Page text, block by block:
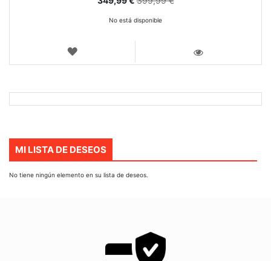
No está disponible
LISTA
MI LISTA DE DESEOS
No tiene ningún elemento en su lista de deseos.